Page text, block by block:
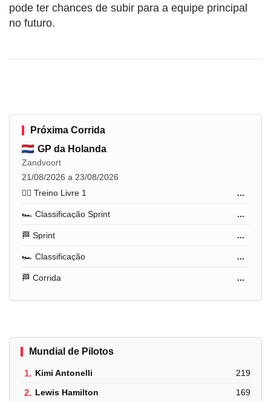
pode ter chances de subir para a equipe principal
no futuro.
Próxima Corrida
GP da Holanda
Zandvoort
21/08/2026 a 23/08/2026
🏋️‍♂️ Treino Livre 1
...
🏎️ Classificação Sprint ...
🏁 Sprint ...
🏎️ Classificação ...
🏁 Corrida ...
Mundial de Pilotos
1. Kimi Antonelli 219
2. Lewis Hamilton 169